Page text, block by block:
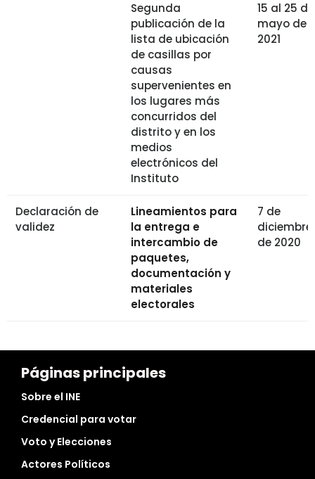
Segunda
publicación de la
lista de ubicación
de casillas por
causas
supervenientes en
los lugares más
concurridos del
distrito y en los
medios
electrónicos del
Instituto
15 al 25 de
mayo de
2021
Declaración de
validez
Lineamientos para
la entrega e
intercambio de
paquetes,
documentación y
materiales
electorales
7 de
diciembre
de 2020
Páginas principales
Sobre el INE
Credencial para votar
Voto y Elecciones
Actores Políticos